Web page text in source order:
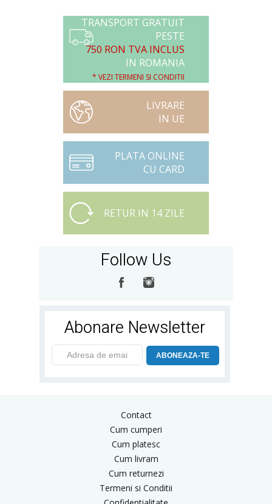
TRANSPORT GRATUIT
PESTE
750 RON TVA INCLUS
IN ROMANIA
* VEZI TERMENI SI CONDITII
LIVRARE
IN UE
PLATA ONLINE
CU CARD
RETUR IN 14 ZILE
Follow Us
Abonare Newsletter
ABONEAZA-TE
Contact
Cum cumperi
Cum platesc
Cum livram
Cum returnezi
Termeni si Conditii